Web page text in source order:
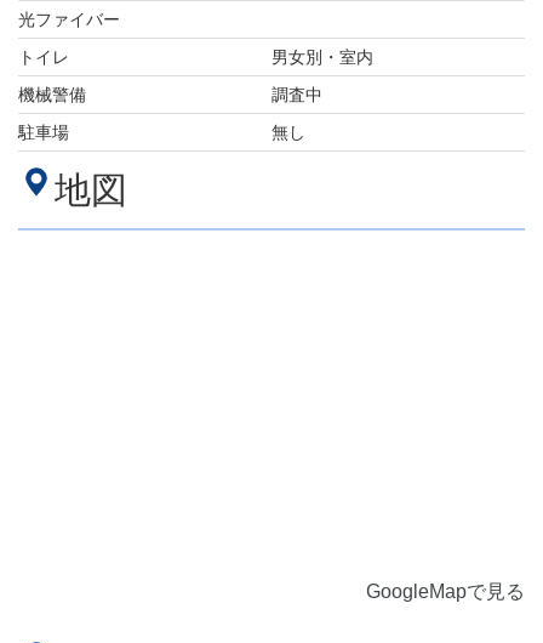
光ファイバー
トイレ
男女別・室内
機械警備
調査中
駐車場
無し
地図
GoogleMapで見る